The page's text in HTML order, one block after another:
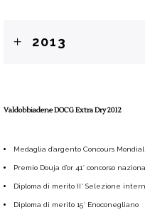
2013
Valdobbiadene DOCG Extra Dry 2012
Medaglia d’argento Concours
Premio Douja d’or 41° concorso
Diploma di merito II° Selezione
Diploma di merito 15° Enoconegliano